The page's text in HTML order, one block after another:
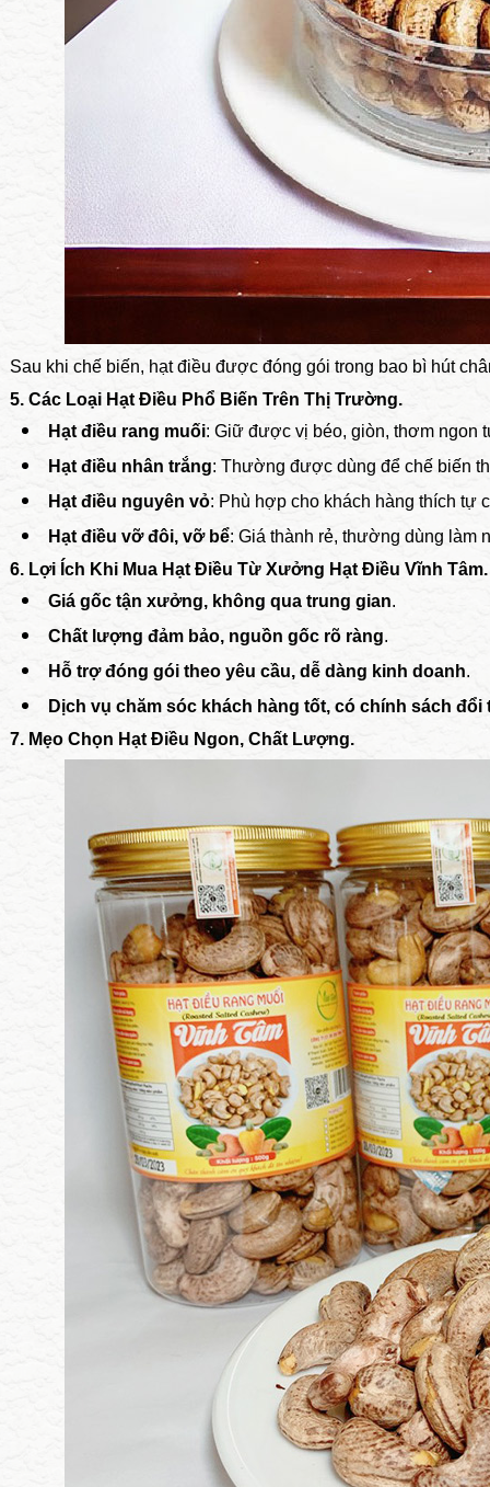
Sau khi chế biến, hạt điều được đóng gói trong bao bì hút
5. Các Loại Hạt Điều Phổ Biến Trên Thị Trường.
Hạt điều rang muối: Giữ được vị béo, giòn, thơm ngon
Hạt điều nhân trắng: Thường được dùng để chế biến
Hạt điều nguyên vỏ: Phù hợp cho khách hàng thích tự
Hạt điều vỡ đôi, vỡ bể: Giá thành rẻ, thường dùng làm
6. Lợi Ích Khi Mua Hạt Điều Từ Xưởng Hạt Điều Vĩnh Tâm.
Giá gốc tận xưởng, không qua trung gian.
Chất lượng đảm bảo, nguồn gốc rõ ràng.
Hỗ trợ đóng gói theo yêu cầu, dễ dàng kinh doanh.
Dịch vụ chăm sóc khách hàng tốt, có chính sách đổi
7. Mẹo Chọn Hạt Điều Ngon, Chất Lượng.